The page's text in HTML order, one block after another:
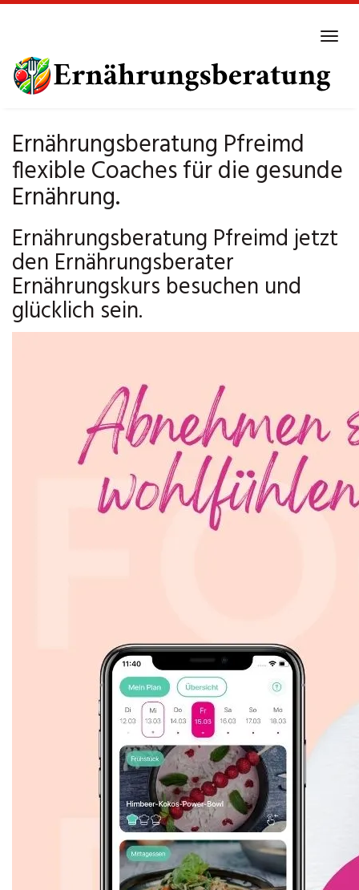
main
content
Ernährungsberatung Pfreimd
flexible Coaches für die gesunde
Ernährung.
Ernährungsberatung Pfreimd jetzt
den Ernährungsberater
Ernährungskurs besuchen und
glücklich sein.